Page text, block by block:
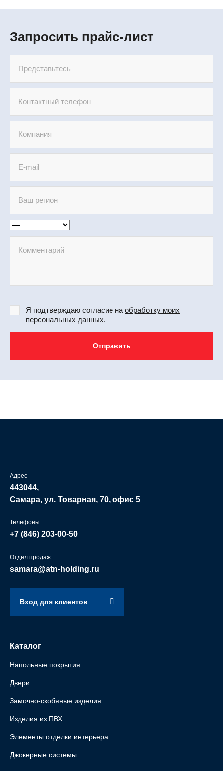
Запросить прайс-лист
Я подтверждаю согласие на обработку моих
персональных данных.
Отправить
Адрес
443044,
Самара, ул. Товарная, 70, офис 5
Телефоны
+7 (846) 203-00-50
Отдел продаж
samara@atn-holding.ru
Вход для клиентов
Каталог
Напольные покрытия
Двери
Замочно-скобяные изделия
Изделия из ПВХ
Элементы отделки интерьера
Джокерные системы